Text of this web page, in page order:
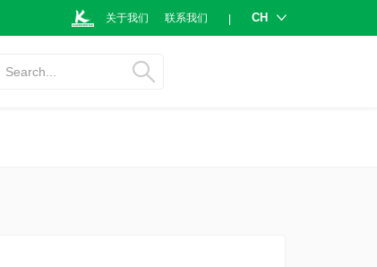
关于我们 联系我们 | CH
Search...